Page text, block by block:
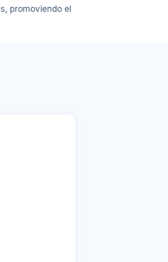
promoviendo el